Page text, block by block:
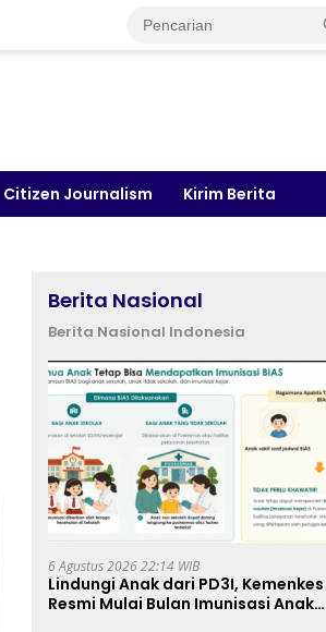
Citizen Journalism Kirim Berita
Berita Nasional
Berita Nasional Indonesia
6 Agustus 2026 22:14 WIB
Lindungi Anak dari PD3I, Kemenkes
Resmi Mulai Bulan Imunisasi Anak